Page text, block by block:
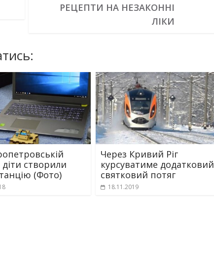
РЕЦЕПТИ НА НЕЗАКОННІ
ЛІКИ
діти створили
(Фото)
Через Кривий Ріг
курсуватиме додатковий
святковий потяг
18.11.2019